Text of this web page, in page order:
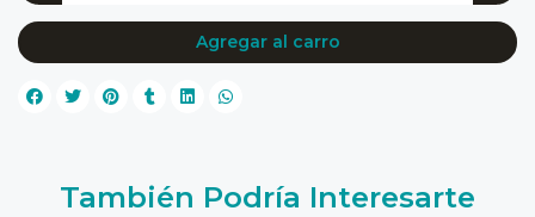
Agregar al carro
También Podría Interesarte